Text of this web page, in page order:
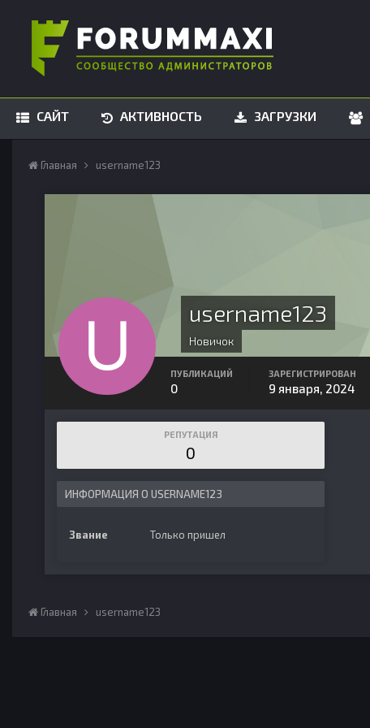
САЙТ АКТИВНОСТЬ ЗАГРУЗКИ
Главная username123
username123
Новичок
ПУБЛИКАЦИЙ
0
ЗАРЕГИСТРИРОВАН
9 января, 2024
РЕПУТАЦИЯ
0
ИНФОРМАЦИЯ О USERNAME123
Звание Только пришел
Главная username123